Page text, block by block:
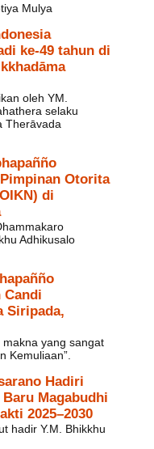
Mulya
ke-49 tahun di
oleh YM.
selaku
Therāvada
Otorita
di
Adhikusalo
Candi
Siripada,
yang sangat
Kemuliaan”.
Hadiri
Magabudhi
2025–2030
hadir Y.M. Bhikkhu